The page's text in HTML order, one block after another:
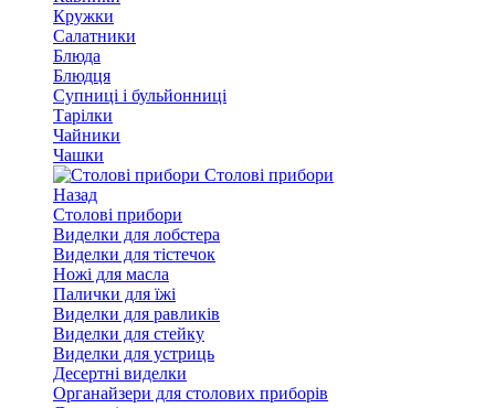
Кружки
Салатники
Блюда
Блюдця
Супниці і бульйонниці
Тарілки
Чайники
Чашки
Столові прибори
Назад
Столові прибори
Виделки для лобстера
Виделки для тістечок
Ножі для масла
Палички для їжі
Виделки для равликів
Виделки для стейку
Виделки для устриць
Десертні виделки
Органайзери для столових приборів